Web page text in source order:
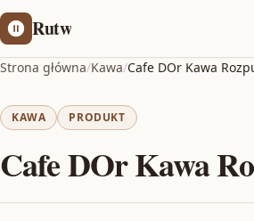
Rutw
Strona główna/Kawa/Cafe DOr Kawa
KAWA PRODUKT
Cafe DOr Kawa